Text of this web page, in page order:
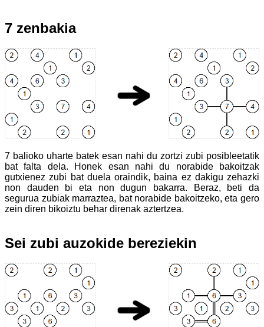
7 zenbakia
7 balioko uharte batek esan nahi du zortzi zubi posibleetatik
bat falta dela. Honek esan nahi du norabide bakoitzak
gutxienez zubi bat duela oraindik, baina ez dakigu zehazki
non dauden bi eta non dugun bakarra. Beraz, beti da
segurua zubiak marraztea, bat norabide bakoitzeko, eta gero
zein diren bikoiztu behar direnak aztertzea.
Sei zubi auzokide bereziekin